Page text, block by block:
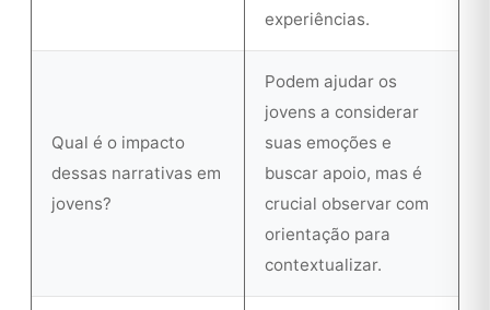
experiências.
Qual é o impacto
dessas narrativas em
jovens?
Podem ajudar os
jovens a considerar
suas emoções e
buscar apoio, mas é
crucial observar com
orientação para
contextualizar.